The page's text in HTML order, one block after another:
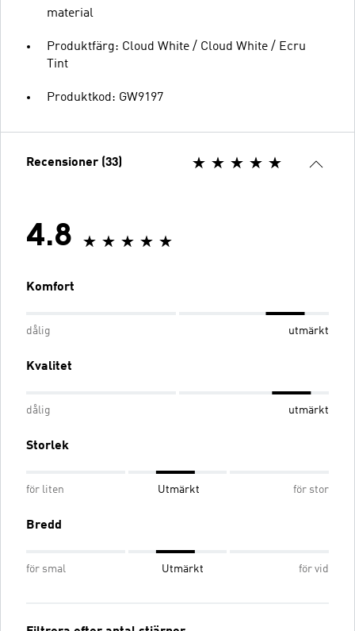
material
Produktfärg: Cloud White / Cloud White / Ecru
Tint
Produktkod: GW9197
Recensioner (33)
4.8
Komfort
dålig utmärkt
Kvalitet
dålig utmärkt
Storlek
för liten Utmärkt för stor
Bredd
för smal Utmärkt för vid